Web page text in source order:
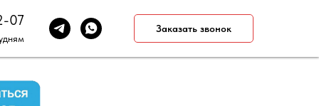
07 Заказать звонок